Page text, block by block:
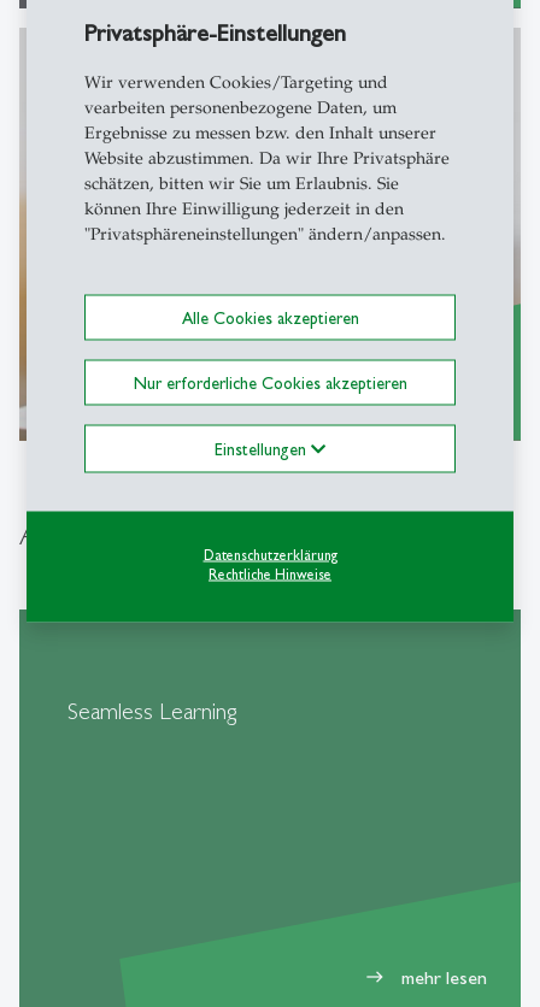
Privatsphäre-Einstellungen
Wir verwenden Cookies/Targeting und
vearbeiten personenbezogene Daten, um
Ergebnisse zu messen bzw. den Inhalt unserer
Website abzustimmen. Da wir Ihre Privatsphäre
schätzen, bitten wir Sie um Erlaubnis. Sie
können Ihre Einwilligung jederzeit in den
"Privatsphäreneinstellungen" ändern/anpassen.
Alle Cookies akzeptieren
Nur erforderliche Cookies akzeptieren
Einstellungen
Datenschutzerklärung
Rechtliche Hinweise
Sustainability Education
east mehr lesen
Abgeschlossene Projekte
Seamless Learning
east mehr lesen